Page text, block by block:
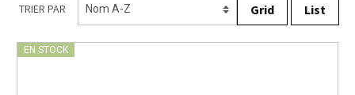
TRIER PAR Grid List
EN STOCK